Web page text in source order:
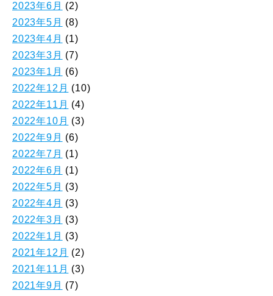
2023年6月 (2)
2023年5月 (8)
2023年4月 (1)
2023年3月 (7)
2023年1月 (6)
2022年12月 (10)
2022年11月 (4)
2022年10月 (3)
2022年9月 (6)
2022年7月 (1)
2022年6月 (1)
2022年5月 (3)
2022年4月 (3)
2022年3月 (3)
2022年1月 (3)
2021年12月 (2)
2021年11月 (3)
2021年9月 (7)